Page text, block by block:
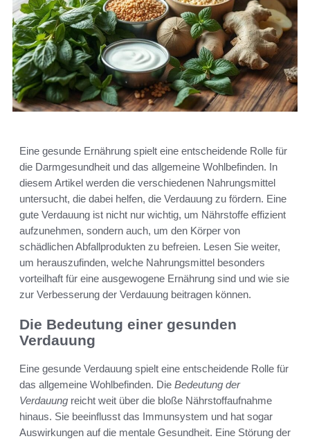
Eine gesunde Ernährung spielt eine entscheidende Rolle für
die Darmgesundheit und das allgemeine Wohlbefinden. In
diesem Artikel werden die verschiedenen Nahrungsmittel
untersucht, die dabei helfen, die Verdauung zu fördern. Eine
gute Verdauung ist nicht nur wichtig, um Nährstoffe effizient
aufzunehmen, sondern auch, um den Körper von
schädlichen Abfallprodukten zu befreien. Lesen Sie weiter,
um herauszufinden, welche Nahrungsmittel besonders
vorteilhaft für eine ausgewogene Ernährung sind und wie sie
zur Verbesserung der Verdauung beitragen können.
Die Bedeutung einer gesunden
Verdauung
Eine gesunde Verdauung spielt eine entscheidende Rolle für
das allgemeine Wohlbefinden. Die Bedeutung der
Verdauung reicht weit über die bloße Nährstoffaufnahme
hinaus. Sie beeinflusst das Immunsystem und hat sogar
Auswirkungen auf die mentale Gesundheit. Eine Störung der